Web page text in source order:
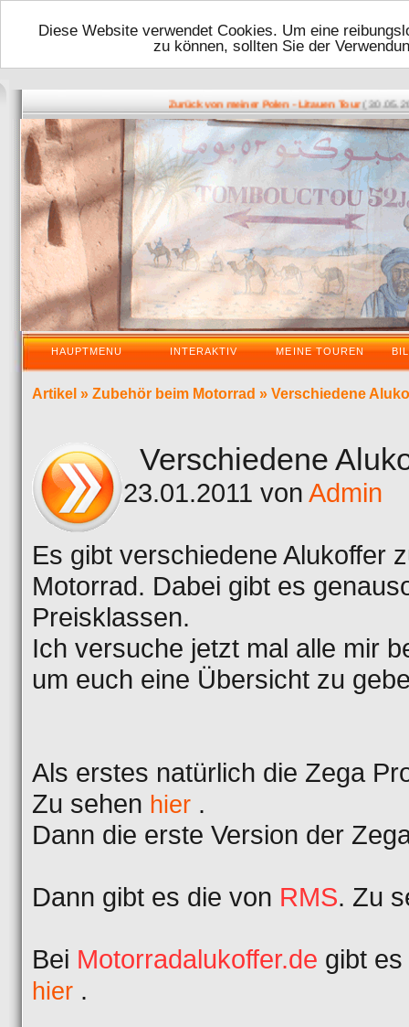
Diese Website verwendet Cookies. Um eine
zu können, sollten Sie der
Zurück von meiner Polen - Litauen Tour(
HAUPTMENU INTERAKTIV MEINE TOUREN
Artikel » Zubehör beim Motorrad » Verschiedene
Verschiedene
23.01.2011 von Admin
Es gibt verschiedene Alukoffer
Motorrad. Dabei gibt es
Preisklassen.
Ich versuche jetzt mal alle mir
um euch eine Übersicht zu
Als erstes natürlich die Zega
Zu sehen hier .
Dann die erste Version der
Dann gibt es die von RMS. Zu
Bei Motorradalukoffer.de gibt
hier .